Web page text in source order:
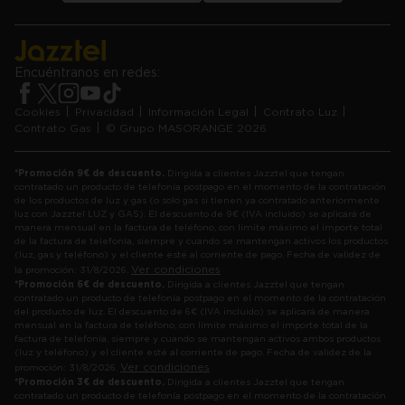
Encuéntranos en redes:
Cookies Privacidad Información Legal
Contrato Luz
Contrato Gas
© Grupo MASORANGE 2026
*Promoción 9€ de descuento.
Dirigida a clientes Jazztel que tengan
contratado un producto de telefonía postpago en el momento de la contratación
de los productos de luz y gas (o solo gas si tienen ya contratado anteriormente
luz con Jazztel LUZ y GAS). El descuento de 9€ (IVA incluido) se aplicará de
manera mensual en la factura de teléfono, con límite máximo el importe total
de la factura de telefonía, siempre y cuando se mantengan activos los productos
(luz, gas y teléfono) y el cliente esté al corriente de pago. Fecha de validez de
la promoción: 31/8/2026. Ver condiciones
*Promoción 6€ de descuento.
Dirigida a clientes Jazztel que tengan
contratado un producto de telefonía postpago en el momento de la contratación
del producto de luz. El descuento de 6€ (IVA incluido) se aplicará de manera
mensual en la factura de teléfono, con límite máximo el importe total de la
factura de telefonía, siempre y cuando se mantengan activos ambos productos
(luz y teléfono) y el cliente esté al corriente de pago. Fecha de validez de la
promoción: 31/8/2026. Ver condiciones
*Promoción 3€ de descuento.
Dirigida a clientes Jazztel que tengan
contratado un producto de telefonía postpago en el momento de la contratación